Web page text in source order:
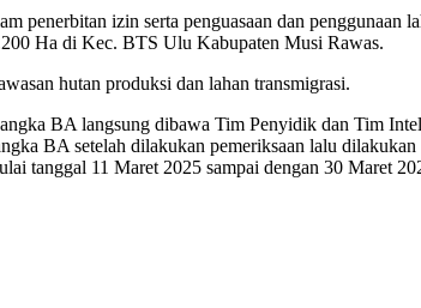
izin serta penguasaan dan penggunaan
Ha di Kec. BTS Ulu Kabupaten Musi Rawas.
hutan produksi dan lahan transmigrasi.
BA langsung dibawa Tim Penyidik dan Tim
BA setelah dilakukan pemeriksaan lalu
tanggal 11 Maret 2025 sampai dengan 30 Maret